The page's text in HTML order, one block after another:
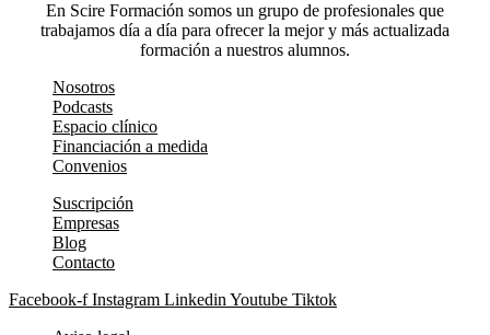
En Scire Formación somos un grupo de profesionales que
trabajamos día a día para ofrecer la mejor y más actualizada
formación a nuestros alumnos.
Nosotros
Podcasts
Espacio clínico
Financiación a medida
Convenios
Suscripción
Empresas
Blog
Contacto
Facebook-f Instagram Linkedin Youtube Tiktok